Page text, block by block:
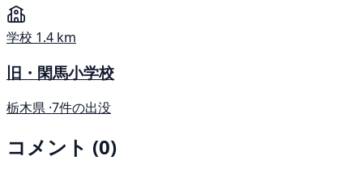
学校 1.4 km
旧・閑馬小学校
栃木県 ·7件の出没
コメント (0)